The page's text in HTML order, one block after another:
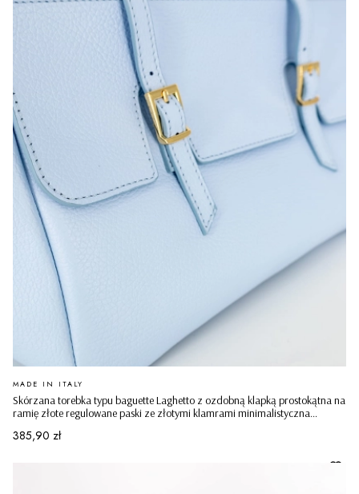
Skórzana torebka typu baguette Laghetto z ozdobną klapką prostokątna na
ramię złote regulowane paski ze złotymi klamrami minimalistyczna
PRODUCENT
MADE IN ITALY
Cena
385,90 zł